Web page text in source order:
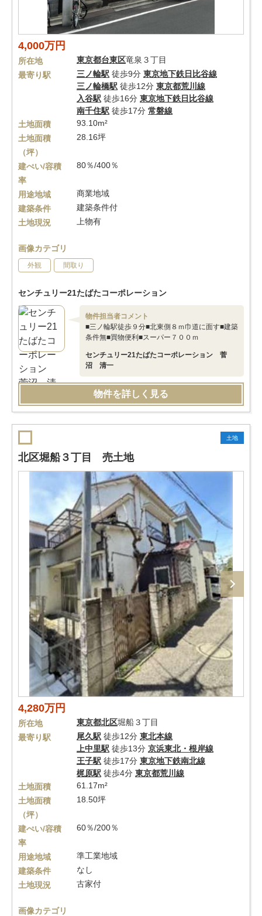
4,000万円
所在地 東京都台東区竜泉３丁目
最寄り駅
三ノ輪駅 徒歩9分 東京地下鉄日比谷線
三ノ輪橋駅 徒歩12分 東京都荒川線
入谷駅 徒歩16分 東京地下鉄日比谷線
南千住駅 徒歩17分 常磐線
土地面積
93.10m²
土地面積
（坪）
28.16坪
建ぺい/容積
率
80％/400％
用途地域
商業地域
建築条件
建築条件付
土地現況
上物有
画像カテゴリ
外観 間取り
センチュリー21たばたコーポレーション
物件担当者コメント
■三ノ輪駅徒歩９分■北東側８ｍ巾道に面す■建築
条件無■買物便利■スーパー７００ｍ
センチュリー21たばたコーポレーション 菅
沼 清一
物件を詳しく見る
土地
北区堀船３丁目 売土地
4,280万円
所在地 東京都北区堀船３丁目
最寄り駅
尾久駅 徒歩12分 東北本線
上中里駅 徒歩13分 京浜東北・根岸線
王子駅 徒歩17分 東京地下鉄南北線
梶原駅 徒歩4分 東京都荒川線
土地面積
61.17m²
土地面積
（坪）
18.50坪
建ぺい/容積
率
60％/200％
用途地域
準工業地域
建築条件
なし
土地現況
古家付
画像カテゴリ